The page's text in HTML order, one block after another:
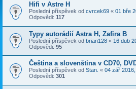
Hifi v Astre H
Poslední příspěvek od cvrcek69 « 01 bře
Odpovědi: 117
Typy autorádií Astra H, Zafira B
Poslední příspěvek od brian128 « 16 dub
Odpovědi: 95
Čeština a slovenština v CD70,
Poslední příspěvek od Stan. « 04 zář
Odpovědi: 301